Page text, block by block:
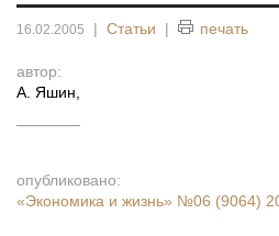
16.02.2005 | Статьи | печать
автор:
А. Яшин
опубликовано:
«Экономика и жизнь» №06 (9064)